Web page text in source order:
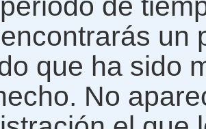
un
que ha sido
No